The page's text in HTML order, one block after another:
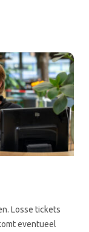
Losse tickets
eventueel